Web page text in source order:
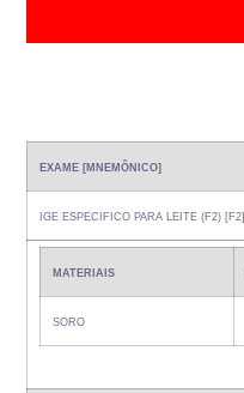
EXAME [MNEMÔNICO]
IGE ESPECIFICO PARA LEITE (F2) [F2]
MATERIAIS
SORO